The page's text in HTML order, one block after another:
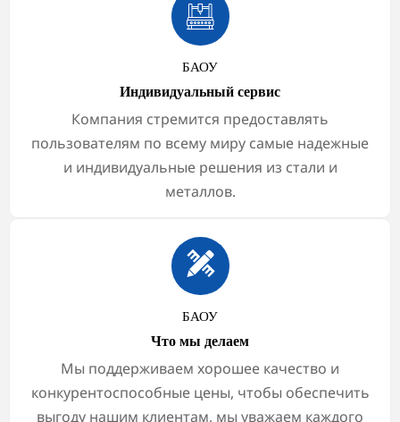

БАОУ
Индивидуальный сервис
Компания стремится предоставлять
пользователям по всему миру самые надежные
и индивидуальные решения из стали и
металлов.

БАОУ
Что мы делаем
Мы поддерживаем хорошее качество и
конкурентоспособные цены, чтобы обеспечить
выгоду нашим клиентам, мы уважаем каждого